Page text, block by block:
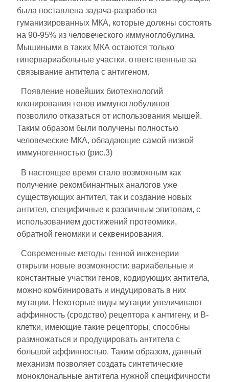
была поставлена задача-разработка
гуманизированных МКА, которые должны состоять
на 90-95% из человеческого иммуноглобулина.
Мышиными в таких МКА остаются только
гипервариабельные участки, ответственные за
связывание антитела с антигеном.
Появление новейших биотехнологий
клонирования генов иммуноглобулинов
позволило отказаться от использования мышей.
Таким образом были получены полностью
человеческие МКА, обладающие самой низкой
иммуногенностью (рис.3)
В настоящее время стало возможным как
получение рекомбинантных аналогов уже
существующих антител, так и создание новых
антител, специфичные к различным эпитопам, с
использованием достижений протеомики,
обратной геномики и секвенирования.
Современные методы генной инженерии
открыли новые возможности: вариабельные и
константные участки генов, кодирующих антитела,
можно комбинировать и индуцировать в них
мутации. Некоторые виды мутации увеличивают
аффинность (сродство) рецептора к антигену, и B-
клетки, имеющие такие рецепторы, способны
размножаться и продуцировать антитела с
большой аффинностью. Таким образом, данный
механизм позволяет создать синтетические
моноклональные антитела нужной специфичности